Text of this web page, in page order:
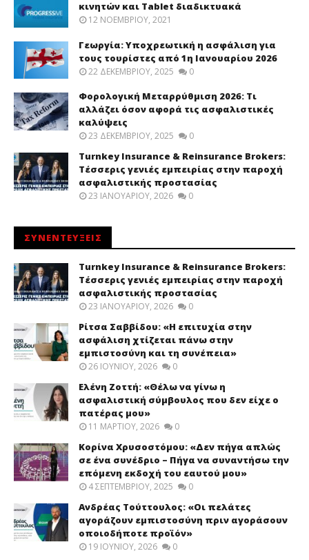
κινητών και Tablet διαδικτυακά
12 ΝΟΕΜΒΡΊΟΥ, 2021
Γεωργία: Υποχρεωτική η ασφάλιση για
τους τουρίστες από 1η Ιανουαρίου 2026
22 ΔΕΚΕΜΒΡΊΟΥ, 2025 0
Φορολογική Μεταρρύθμιση 2026: Τι
αλλάζει όσον αφορά τις ασφαλιστικές
καλύψεις
23 ΔΕΚΕΜΒΡΊΟΥ, 2025 0
Turnkey Insurance & Reinsurance Brokers:
Τέσσερις γενιές εμπειρίας στην παροχή
ασφαλιστικής προστασίας
23 ΙΑΝΟΥΑΡΊΟΥ, 2026 0
ΣΥΝΕΝΤΕΥΞΕΙΣ
Turnkey Insurance & Reinsurance Brokers:
Τέσσερις γενιές εμπειρίας στην παροχή
ασφαλιστικής προστασίας
23 ΙΑΝΟΥΑΡΊΟΥ, 2026 0
Ρίτσα Σαββίδου: «Η επιτυχία στην
ασφάλιση χτίζεται πάνω στην
εμπιστοσύνη και τη συνέπεια»
26 ΙΟΥΝΊΟΥ, 2026 0
Ελένη Ζοττή: «Θέλω να γίνω η
ασφαλιστική σύμβουλος που δεν είχε ο
πατέρας μου»
11 ΜΑΡΤΊΟΥ, 2026 0
Κορίνα Χρυσοστόμου: «Δεν πήγα απλώς
σε ένα συνέδριο – Πήγα να συναντήσω την
επόμενη εκδοχή του εαυτού μου»
4 ΣΕΠΤΕΜΒΡΊΟΥ, 2025 0
Ανδρέας Τούττουλος: «Οι πελάτες
αγοράζουν εμπιστοσύνη πριν αγοράσουν
οποιοδήποτε προϊόν»
19 ΙΟΥΝΊΟΥ, 2026 0